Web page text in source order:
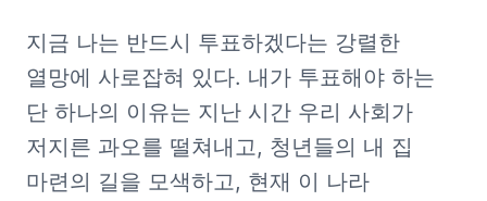
지금 나는 반드시 투표하겠다는 강렬한
열망에 사로잡혀 있다. 내가 투표해야 하는
단 하나의 이유는 지난 시간 우리 사회가
저지른 과오를 떨쳐내고, 청년들의 내 집
마련의 길을 모색하고, 현재 이 나라